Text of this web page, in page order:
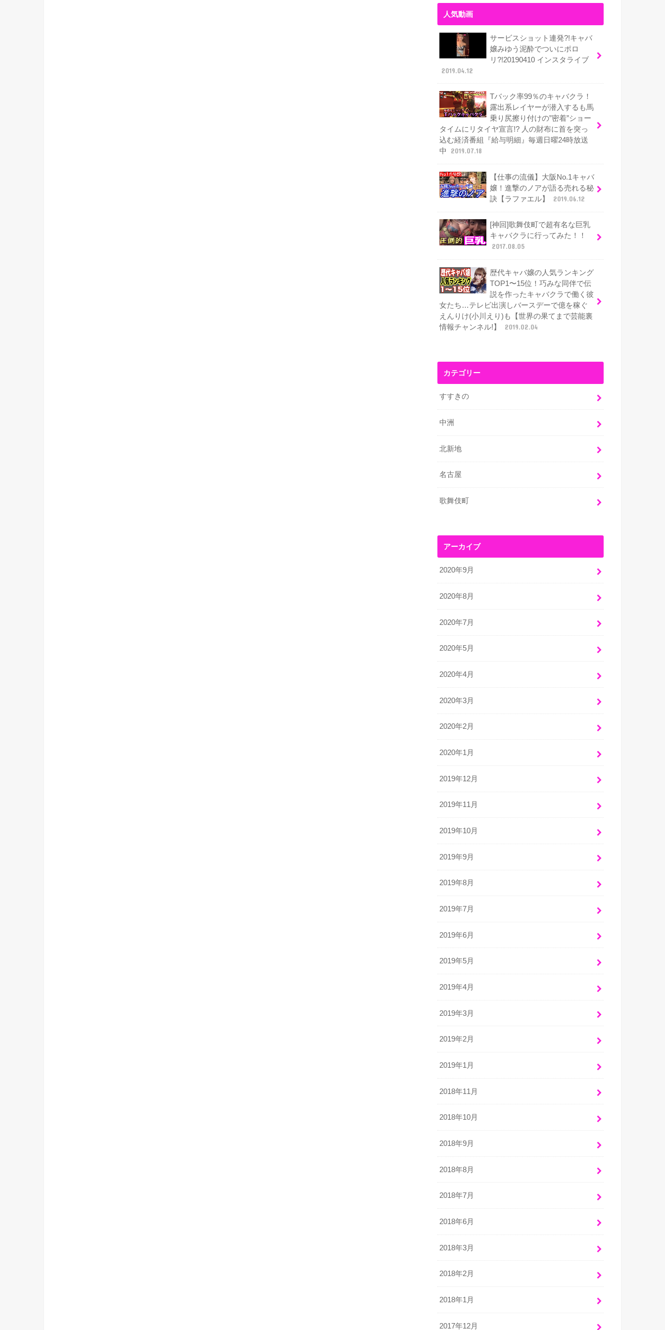
人気動画
サービスショット連発?!キャバ
嬢みゆう泥酔でついにポロ
リ?!20190410 インスタライブ
2019.04.12
Tバック率99％のキャバクラ！
露出系レイヤーが潜入するも馬
乗り尻擦り付けの”密着”ショー
タイムにリタイヤ宣言!? 人の財布に首を突っ
込む経済番組『給与明細』毎週日曜24時放送
中
2019.07.18
【仕事の流儀】大阪No.1キャバ
嬢！進撃のノアが語る売れる秘
訣【ラファエル】
2019.06.12
[神回]歌舞伎町で超有名な巨乳
キャバクラに行ってみた！！
2017.08.05
歴代キャバ嬢の人気ランキング
TOP1〜15位！巧みな同伴で伝
説を作ったキャバクラで働く彼
女たち…テレビ出演しバースデーで億を稼ぐ
えんりけ(小川えり)も【世界の果てまで芸能裏
情報チャンネル!】
2019.02.04
カテゴリー
すすきの
中洲
北新地
名古屋
歌舞伎町
アーカイブ
2020年9月
2020年8月
2020年7月
2020年5月
2020年4月
2020年3月
2020年2月
2020年1月
2019年12月
2019年11月
2019年10月
2019年9月
2019年8月
2019年7月
2019年6月
2019年5月
2019年4月
2019年3月
2019年2月
2019年1月
2018年11月
2018年10月
2018年9月
2018年8月
2018年7月
2018年6月
2018年3月
2018年2月
2018年1月
2017年12月